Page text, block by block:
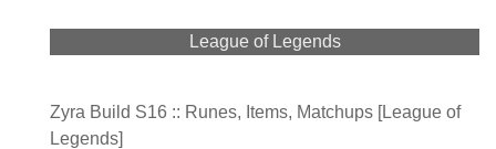
League of Legends
Zyra Build S16 :: Runes, Items, Matchups [League of
Legends]